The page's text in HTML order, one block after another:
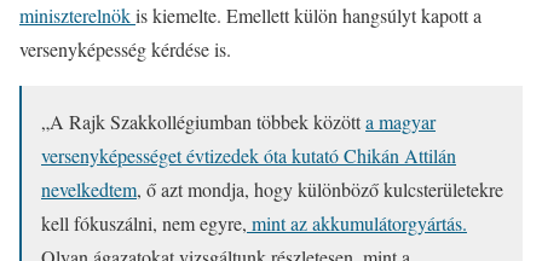
miniszterelnökis kiemelte. Emellett külön hangsúlyt kapott a
versenyképesség kérdése is.
„A Rajk Szakkollégiumban többek közötta magyar
versenyképességet évtizedek óta kutató Chikán Attilán
nevelkedtem, ő azt mondja, hogy különböző kulcsterületekre
kell fókuszálni, nem egyre, mint az akkumulátorgyártás.